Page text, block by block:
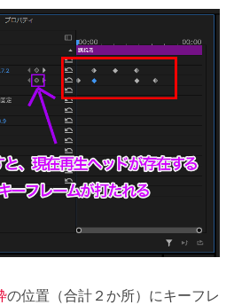
の位置（合計２か所）にキーフレ